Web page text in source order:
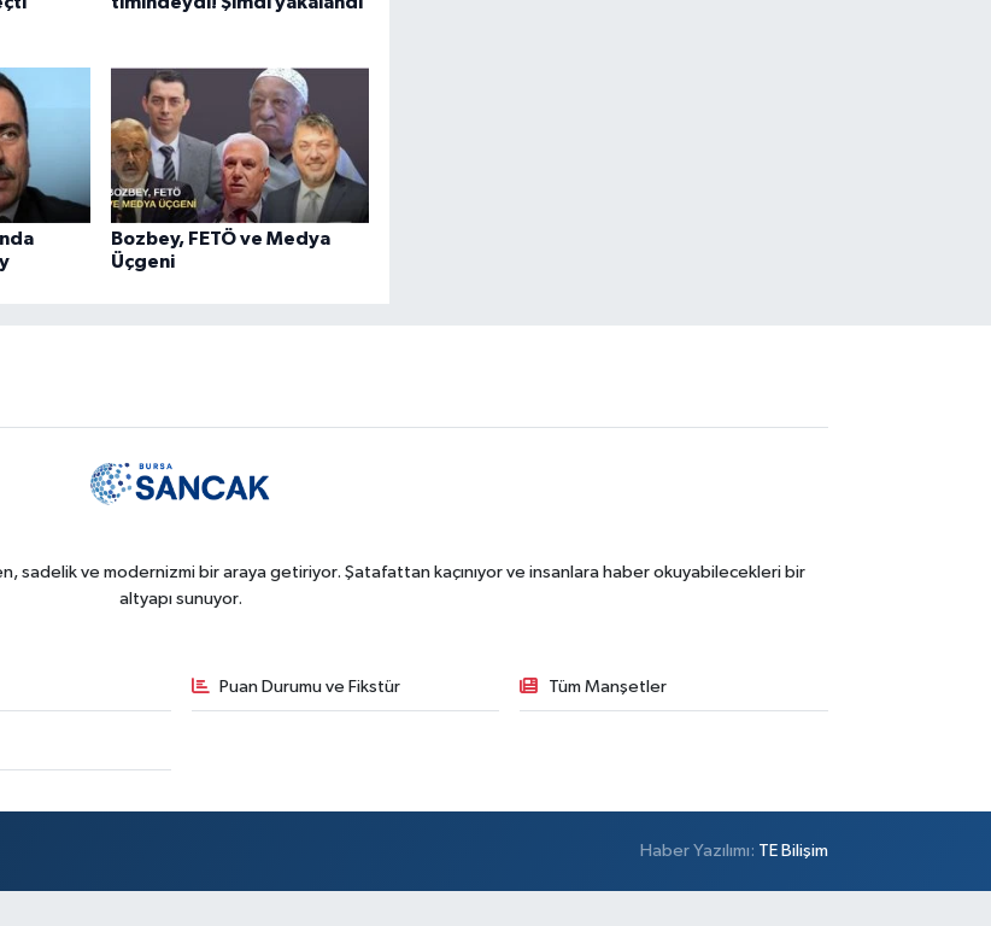
Bozbey, FETÖ ve Medya
Üçgeni
sadelik ve modernizmi bir araya getiriyor. Şatafattan kaçınıyor ve insanlara haber okuyabilecekleri bir
altyapı sunuyor.
Puan Durumu ve Fikstür Tüm Manşetler
Haber Yazılımı: TE Bilişim